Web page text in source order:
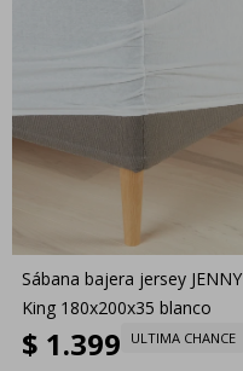
Sábana bajera jersey JENNY
King 180x200x35 blanco
$ 1.399 ULTIMA CHANCE